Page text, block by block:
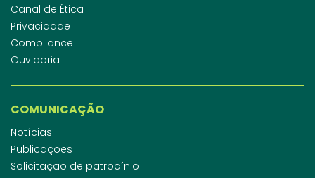
Canal de Ética
Privacidade
Compliance
Ouvidoria
COMUNICAÇÃO
Notícias
Publicações
Solicitação de patrocínio